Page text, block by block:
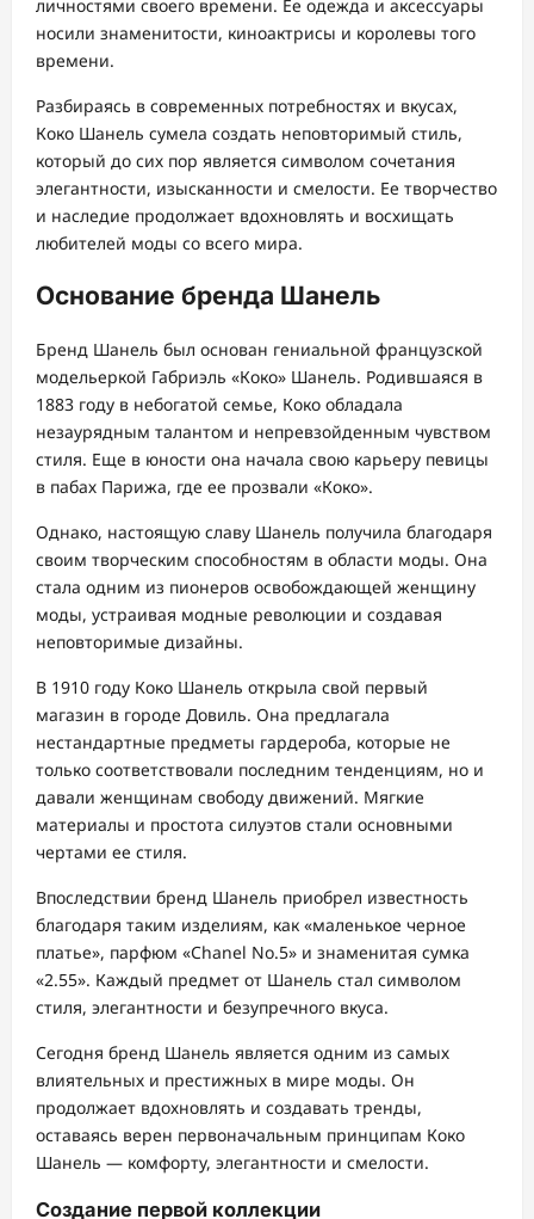
личностями своего времени. Ее одежда и аксессуары
носили знаменитости, киноактрисы и королевы того
времени.
Разбираясь в современных потребностях и вкусах,
Коко Шанель сумела создать неповторимый стиль,
который до сих пор является символом сочетания
элегантности, изысканности и смелости. Ее творчество
и наследие продолжает вдохновлять и восхищать
любителей моды со всего мира.
Основание бренда Шанель
Бренд Шанель был основан гениальной французской
модельеркой Габриэль «Коко» Шанель. Родившаяся в
1883 году в небогатой семье, Коко обладала
незаурядным талантом и непревзойденным чувством
стиля. Еще в юности она начала свою карьеру певицы
в пабах Парижа, где ее прозвали «Коко».
Однако, настоящую славу Шанель получила благодаря
своим творческим способностям в области моды. Она
стала одним из пионеров освобождающей женщину
моды, устраивая модные революции и создавая
неповторимые дизайны.
В 1910 году Коко Шанель открыла свой первый
магазин в городе Довиль. Она предлагала
нестандартные предметы гардероба, которые не
только соответствовали последним тенденциям, но и
давали женщинам свободу движений. Мягкие
материалы и простота силуэтов стали основными
чертами ее стиля.
Впоследствии бренд Шанель приобрел известность
благодаря таким изделиям, как «маленькое черное
платье», парфюм «Chanel No.5» и знаменитая сумка
«2.55». Каждый предмет от Шанель стал символом
стиля, элегантности и безупречного вкуса.
Сегодня бренд Шанель является одним из самых
влиятельных и престижных в мире моды. Он
продолжает вдохновлять и создавать тренды,
оставаясь верен первоначальным принципам Коко
Шанель — комфорту, элегантности и смелости.
Создание первой коллекции